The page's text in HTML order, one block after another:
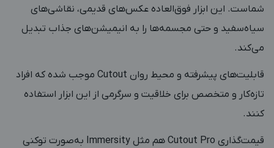
شماست. این ابزار فوق‌العاده عکس‌های قدیمی، نقاشی‌های
سیاه‌سفید و حتی مجسمه‌ها را به انیمیشن‌های جذاب تبدیل
می‌کند.
قابلیت‌های پیشرفته و محیط روان Cutout موجب شده که افراد
تازه‌کار و متخصص برای خلاقیت و سرگرمی از این ابزار استفاده
کنند.
قیمت‌گذاری Cutout Pro هم مثل Immersity به‌صورت توکنی